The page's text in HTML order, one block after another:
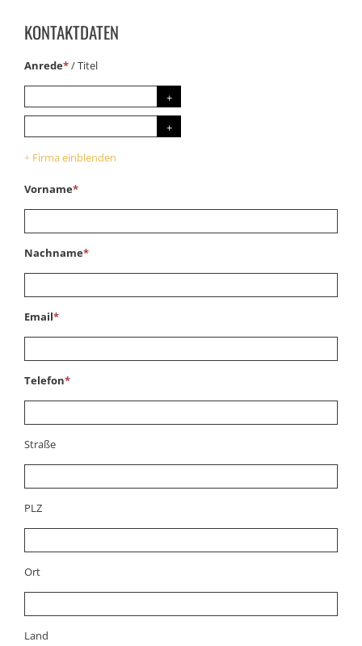
KONTAKTDATEN
Anrede*/Titel
+ Firma einblenden
Vorname*
Nachname*
Email*
Telefon*
Straße
PLZ
Ort
Land